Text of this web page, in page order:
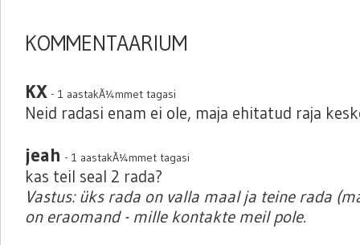
KOMMENTAARIUM
KX - 1 aastakÃ¼mmet tagasi
Neid radasi enam ei ole, maja ehitatud raja
jeah - 1 aastakÃ¼mmet tagasi
kas teil seal 2 rada?
Vastus: üks rada on valla maal ja teine rada
on eraomand - mille kontakte meil pole.